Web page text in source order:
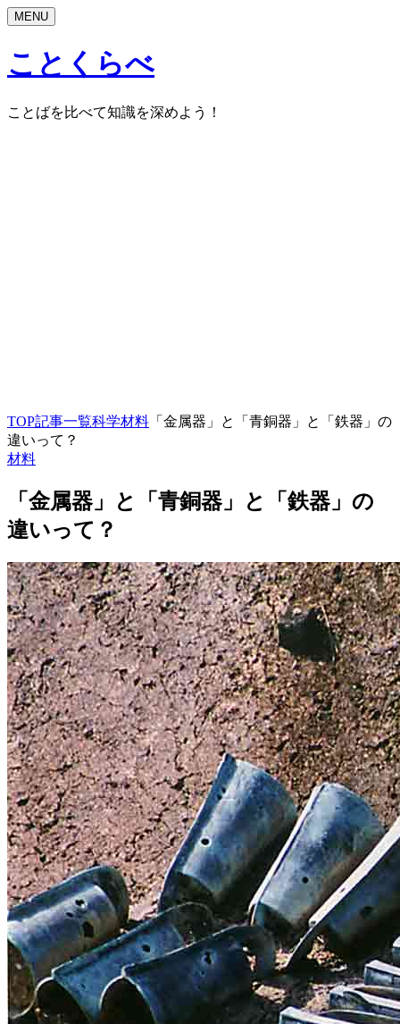
MENU
ことくらべ
ことばを比べて知識を深めよう！
TOP記事一覧科学材料 「金属器」と「青銅器」と「鉄器」の
違いって？
材料
「金属器」と「青銅器」と「鉄器」の
違いって？